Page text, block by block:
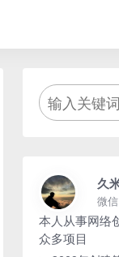
久
微
本人从事网络
众多项目